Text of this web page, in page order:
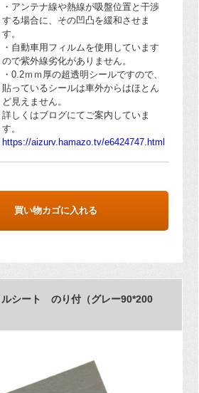
・アンテナ線や熱線が吸盤位置と干渉
する場合に、その凹凸を緩和させま
す。
・自動車用フィルムを使用しています
ので紫外線劣化がありません。
・0.2ｍｍ厚の超透明シールですので、
貼っているシールは車外からはほとん
ど見えません。
詳しくはブログにてご案内していま
す。
https://aizurv.hamazo.tv/e6424747.html
買い物カゴに入れる
ルシート のり付（グレー90*200